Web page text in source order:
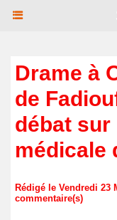
Drame à
de
débat sur
médicale
Rédigé le Vendredi 23
commentaire(s)